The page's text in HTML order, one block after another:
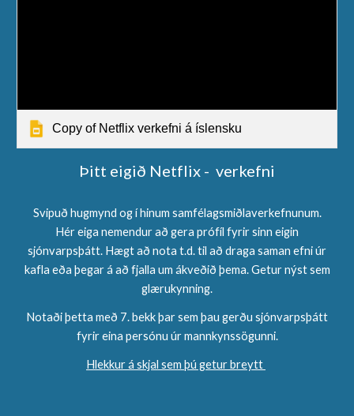
Copy of Netflix verkefni á íslensku
Þitt eigið Netflix - verkefni
Svipuð hugmynd og í hinum samfélagsmiðlaverkefnunum.
Hér eiga nemendur að gera prófíl fyrir sinn eigin
sjónvarpsþátt. Hægt að nota t.d. til að draga saman efni úr
kafla eða þegar á að fjalla um ákveðið þema. Getur nýst sem
glærukynning.
Notaði þetta með 7. bekk þar sem þau gerðu sjónvarpsþátt
fyrir eina persónu úr mannkynssögunni.
Hlekkur á skjal sem þú getur breytt